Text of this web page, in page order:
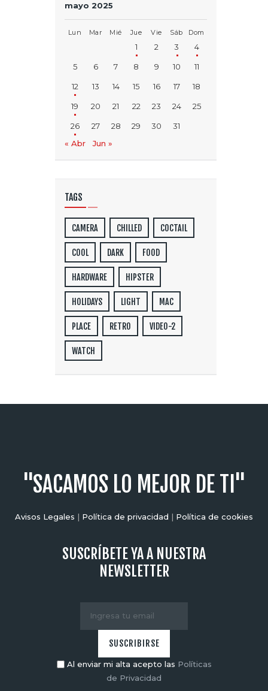
mayo 2025
Lun Mar Mié Jue Vie Sáb Dom
1 2 3 4
5 6 7 8 9 10 11
12 13 14 15 16 17 18
19 20 21 22 23 24 25
26 27 28 29 30
31
« Abr
Jun »
TAGS
CAMERA CHILLED COCTAIL
COOL DARK FOOD
HARDWARE HIPSTER
HOLIDAYS LIGHT MAC
PLACE RETRO VIDEO-2
WATCH
"SACAMOS LO MEJOR DE TI"
Avisos Legales | Política de privacidad | Política de cookies
SUSCRÍBETE YA A NUESTRA
NEWSLETTER
Al enviar mi alta acepto las Políticas
de Privacidad